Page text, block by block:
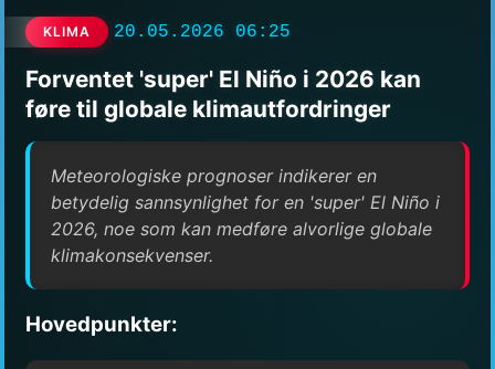
KLIMA 20.05.2026 06:25
Forventet 'super' El Niño i 2026 kan
føre til globale klimautfordringer
Meteorologiske prognoser indikerer en
betydelig sannsynlighet for en 'super' El Niño i
2026, noe som kan medføre alvorlige globale
klimakonsekvenser.
Hovedpunkter: